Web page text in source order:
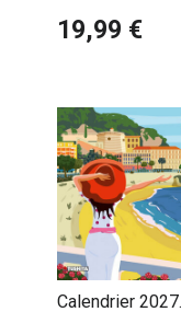
Atlantique
19,99 €
Calendrier 2027